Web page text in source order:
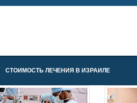
СТОИМОСТЬ ЛЕЧЕНИЯ В ИЗРАИЛЕ